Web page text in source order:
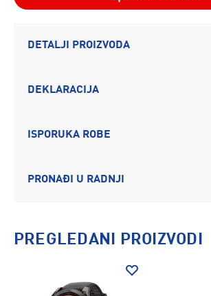
DETALJI PROIZVODA
DEKLARACIJA
ISPORUKA ROBE
PRONAĐI U RADNJI
PREGLEDANI PROIZVODI